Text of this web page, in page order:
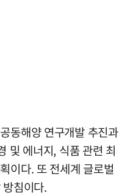
동해양 연구개발 추진과
및 에너지, 식품 관련 최
이다. 또 전세계 글로벌
침이다.